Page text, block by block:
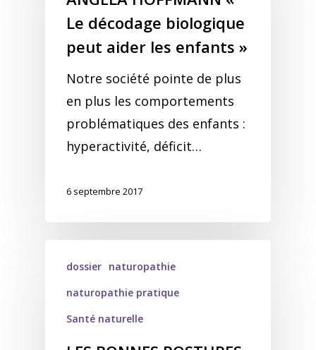
Le décodage biologique
peut aider les enfants »
Notre société pointe de plus
en plus les comportements
problématiques des enfants :
hyperactivité, déficit…
6 septembre 2017
dossier naturopathie
naturopathie pratique
Santé naturelle